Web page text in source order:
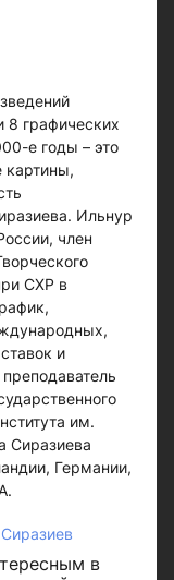
8 графических
е годы – это
картины,
Ильнур
член
СХР в
и
им.
Сиразиева
Германии,
в